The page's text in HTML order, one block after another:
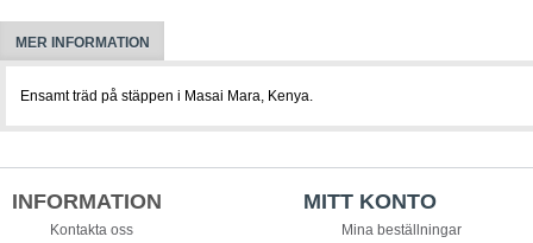
MER INFORMATION
Ensamt träd på stäppen i Masai Mara, Kenya.
INFORMATION
Kontakta oss
MITT KONTO
Mina beställningar